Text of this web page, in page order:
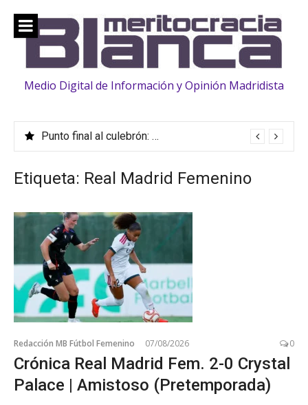
contenido
Medio Digital de Información y Opinión Madridista
Punto final al culebrón: Vinicius, renovado hasta 2032
Etiqueta: Real Madrid Femenino
Redacción MB Fútbol Femenino 07/08/2026 0
Crónica Real Madrid Fem. 2-0 Crystal
Palace | Amistoso (Pretemporada)